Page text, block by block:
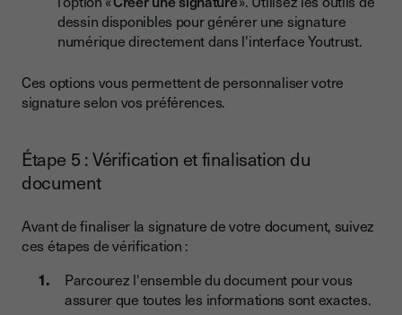
dessin disponibles pour générer une signature
numérique directement dans l'interface Youtrust.
Ces options vous permettent de personnaliser votre
signature selon vos préférences.
Étape 5 : Vérification et finalisation du
document
Avant de finaliser la signature de votre document, suivez
ces étapes de vérification :
Parcourez l'ensemble du document pour vous
assurer que toutes les informations sont exactes.